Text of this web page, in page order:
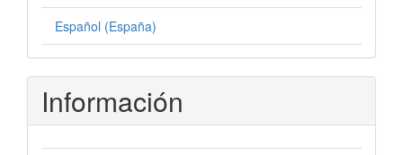
Español (España)
Información